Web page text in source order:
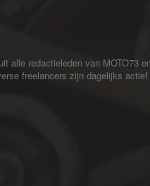
alle redactieleden van MOTO73
freelancers zijn dagelijks actief